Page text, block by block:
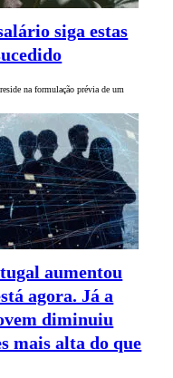
siga estas
na formulação prévia de um
aumentou
agora. Já a
diminuiu
mais alta do que